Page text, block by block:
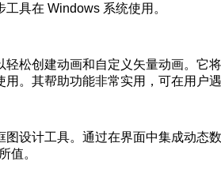
具在 Windows 系统使用。
松创建动画和自定义矢量动画。它
。其帮助功能非常实用，可在用户
设计工具。通过在界面中集成动态
值。